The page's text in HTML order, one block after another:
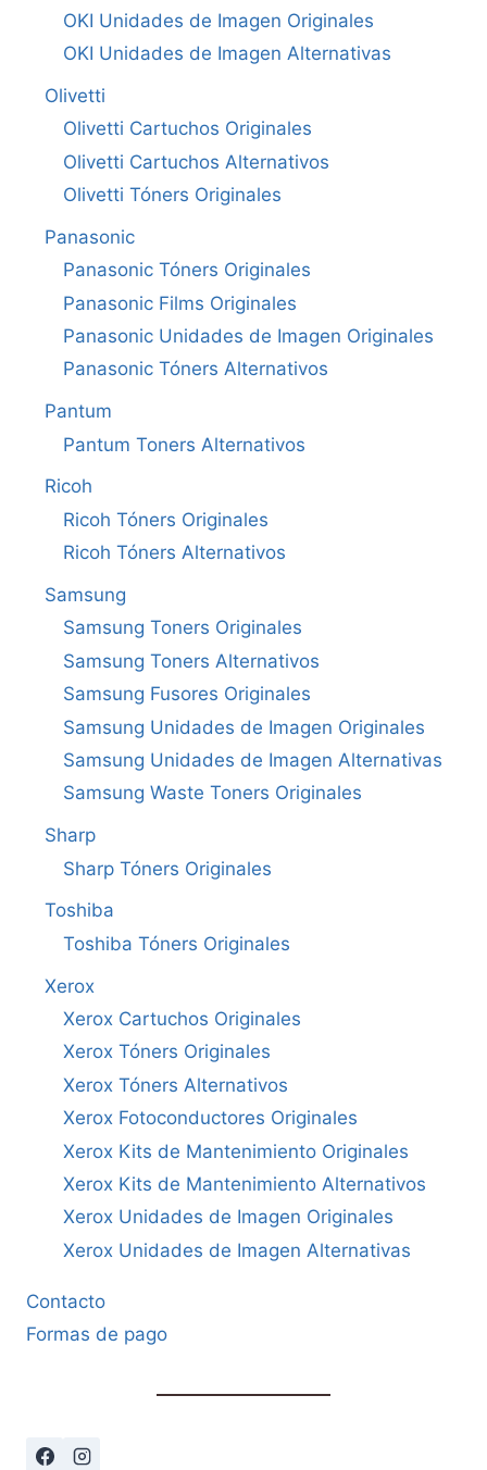
OKI Unidades de Imagen Originales
OKI Unidades de Imagen Alternativas
Olivetti
Olivetti Cartuchos Originales
Olivetti Cartuchos Alternativos
Olivetti Tóners Originales
Panasonic
Panasonic Tóners Originales
Panasonic Films Originales
Panasonic Unidades de Imagen Originales
Panasonic Tóners Alternativos
Pantum
Pantum Toners Alternativos
Ricoh
Ricoh Tóners Originales
Ricoh Tóners Alternativos
Samsung
Samsung Toners Originales
Samsung Toners Alternativos
Samsung Fusores Originales
Samsung Unidades de Imagen Originales
Samsung Unidades de Imagen Alternativas
Samsung Waste Toners Originales
Sharp
Sharp Tóners Originales
Toshiba
Toshiba Tóners Originales
Xerox
Xerox Cartuchos Originales
Xerox Tóners Originales
Xerox Tóners Alternativos
Xerox Fotoconductores Originales
Xerox Kits de Mantenimiento Originales
Xerox Kits de Mantenimiento Alternativos
Xerox Unidades de Imagen Originales
Xerox Unidades de Imagen Alternativas
Contacto
Formas de pago